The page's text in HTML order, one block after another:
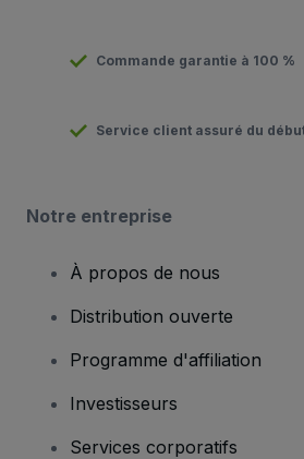
Commande garantie à 100 %
Service client assuré du
Notre entreprise
À propos de nous
Distribution ouverte
Programme d'affiliation
Investisseurs
Services corporatifs